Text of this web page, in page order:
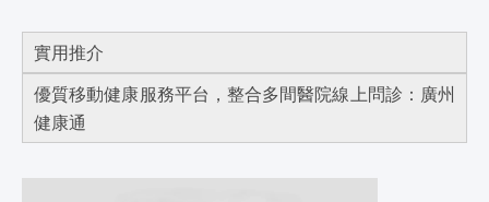
實用推介
優質移動健康服務平台，整合多間醫院線上問診：廣州
健康通